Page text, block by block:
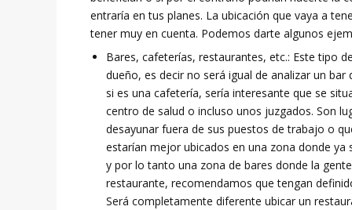
entraría en tus planes. La ubicación que vaya a
tener muy en cuenta. Podemos darte algunos
Bares, cafeterías, restaurantes, etc.: Este tipo
dueño, es decir no será igual de analizar un
si es una cafetería, sería interesante que se
centro de salud o incluso unos juzgados. Son
desayunar fuera de sus puestos de trabajo o
estarían mejor ubicados en una zona donde
y por lo tanto una zona de bares donde la
restaurante, recomendamos que tengan
Será completamente diferente ubicar un